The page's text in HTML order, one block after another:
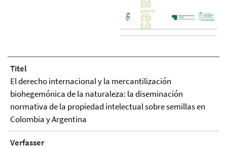
Titel
El derecho internacional y la mercantilización
biohegemónica de la naturaleza: la diseminación
normativa de la propiedad intelectual sobre semillas en
Colombia y Argentina
Verfasser